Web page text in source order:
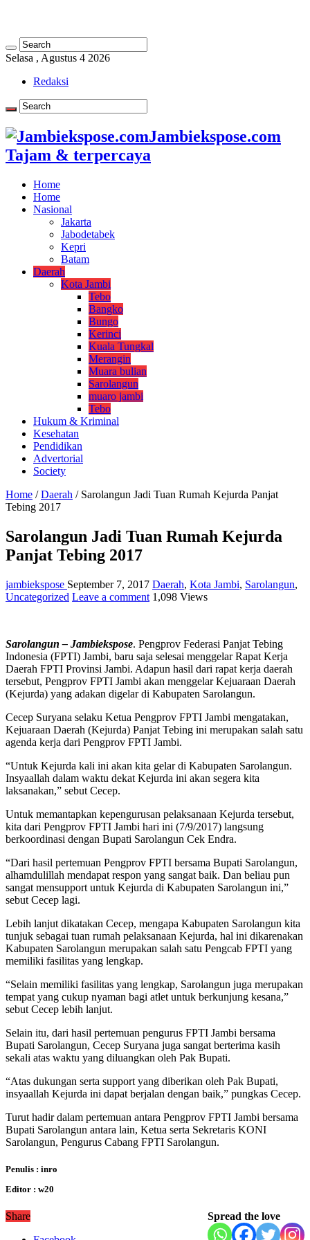
Selasa , Agustus 4 2026
Redaksi
Jambiekspose.com
Tajam & terpercaya
Home
Home
Nasional
Jakarta
Jabodetabek
Kepri
Batam
Daerah
Kota Jambi
Tebo
Bangko
Bungo
Kerinci
Kuala Tungkal
Merangin
Muara bulian
Sarolangun
muaro jambi
Tebo
Hukum & Kriminal
Kesehatan
Pendidikan
Advertorial
Society
Home / Daerah / Sarolangun Jadi Tuan Rumah Kejurda Panjat
Tebing 2017
Sarolangun Jadi Tuan Rumah Kejurda
Panjat Tebing 2017
jambiekspose September 7, 2017 Daerah, Kota Jambi, Sarolangun,
Uncategorized Leave a comment 1,098 Views
Sarolangun – Jambiekspose. Pengprov Federasi Panjat Tebing
Indonesia (FPTI) Jambi, baru saja selesai menggelar Rapat Kerja
Daerah FPTI Provinsi Jambi. Adapun hasil dari rapat kerja daerah
tersebut, Pengprov FPTI Jambi akan menggelar Kejuaraan Daerah
(Kejurda) yang adakan digelar di Kabupaten Sarolangun.
Cecep Suryana selaku Ketua Pengprov FPTI Jambi mengatakan,
Kejuaraan Daerah (Kejurda) Panjat Tebing ini merupakan salah satu
agenda kerja dari Pengprov FPTI Jambi.
“Untuk Kejurda kali ini akan kita gelar di Kabupaten Sarolangun.
Insyaallah dalam waktu dekat Kejurda ini akan segera kita
laksanakan,” sebut Cecep.
Untuk memantapkan kepengurusan pelaksanaan Kejurda tersebut,
kita dari Pengprov FPTI Jambi hari ini (7/9/2017) langsung
berkoordinasi dengan Bupati Sarolangun Cek Endra.
“Dari hasil pertemuan Pengprov FPTI bersama Bupati Sarolangun,
alhamdulillah mendapat respon yang sangat baik. Dan beliau pun
sangat mensupport untuk Kejurda di Kabupaten Sarolangun ini,”
sebut Cecep lagi.
Lebih lanjut dikatakan Cecep, mengapa Kabupaten Sarolangun kita
tunjuk sebagai tuan rumah pelaksanaan Kejurda, hal ini dikarenakan
Kabupaten Sarolangun merupakan salah satu Pengcab FPTI yang
memiliki fasilitas yang lengkap.
“Selain memiliki fasilitas yang lengkap, Sarolangun juga merupakan
tempat yang cukup nyaman bagi atlet untuk berkunjung kesana,”
sebut Cecep lebih lanjut.
Selain itu, dari hasil pertemuan pengurus FPTI Jambi bersama
Bupati Sarolangun, Cecep Suryana juga sangat berterima kasih
sekali atas waktu yang diluangkan oleh Pak Bupati.
“Atas dukungan serta support yang diberikan oleh Pak Bupati,
insyaallah Kejurda ini dapat berjalan dengan baik,” pungkas Cecep.
Turut hadir dalam pertemuan antara Pengprov FPTI Jambi bersama
Bupati Sarolangun antara lain, Ketua serta Sekretaris KONI
Sarolangun, Pengurus Cabang FPTI Sarolangun.
Penulis : inro
Editor : w20
Spread the love
Share